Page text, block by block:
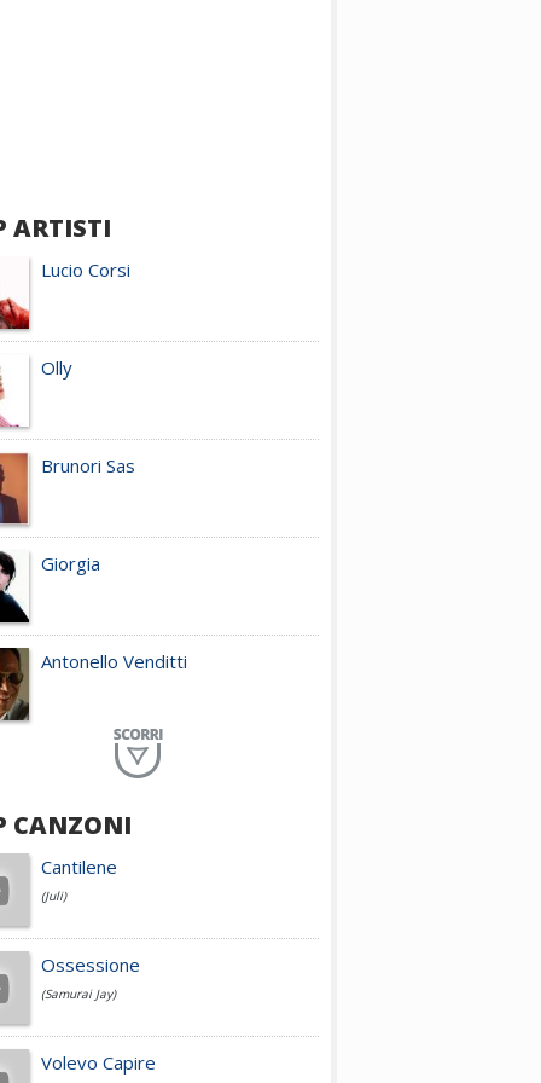
ARTISTI
Lucio Corsi
Olly
Brunori Sas
Giorgia
Antonello Venditti
Planet Funk
Achille Lauro
Cesare Cremonini
Jovanotti
CANZONI
Cantilene
(Juli)
Ossessione
(Samurai Jay)
Volevo Capire